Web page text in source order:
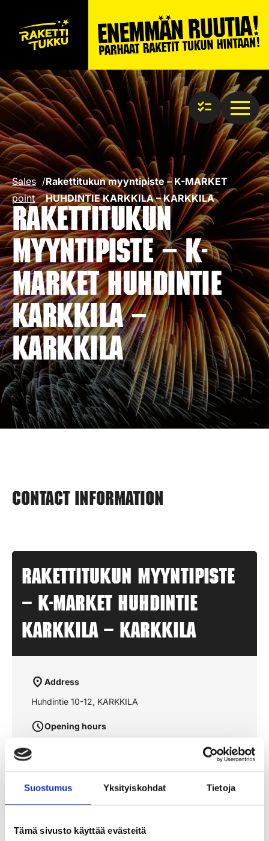
Suostumus Yksityiskohdat Tietoja
Tämä sivusto käyttää evästeitä
Sales
point
/Rakettitukun myyntipiste – K-MARKET
HUHDINTIE KARKKILA – KARKKILA
Rakettitukun
myyntipiste – K-
MARKET HUHDINTIE
KARKKILA –
KARKKILA
Contact information
Rakettitukun myyntipiste
– K-MARKET HUHDINTIE
KARKKILA – KARKKILA
Address
Huhdintie 10-12, KARKKILA
Opening hours